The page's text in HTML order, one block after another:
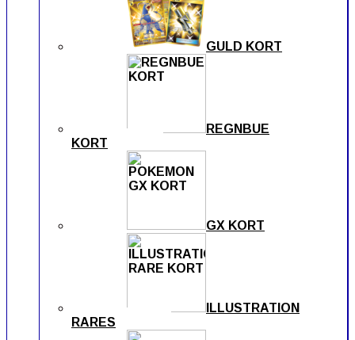
GULD KORT
REGNBUE
KORT
GX KORT
ILLUSTRATION
RARES